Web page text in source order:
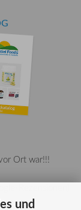
Ort war!!!
und